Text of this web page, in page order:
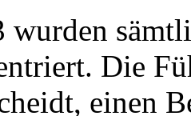
Die
einen